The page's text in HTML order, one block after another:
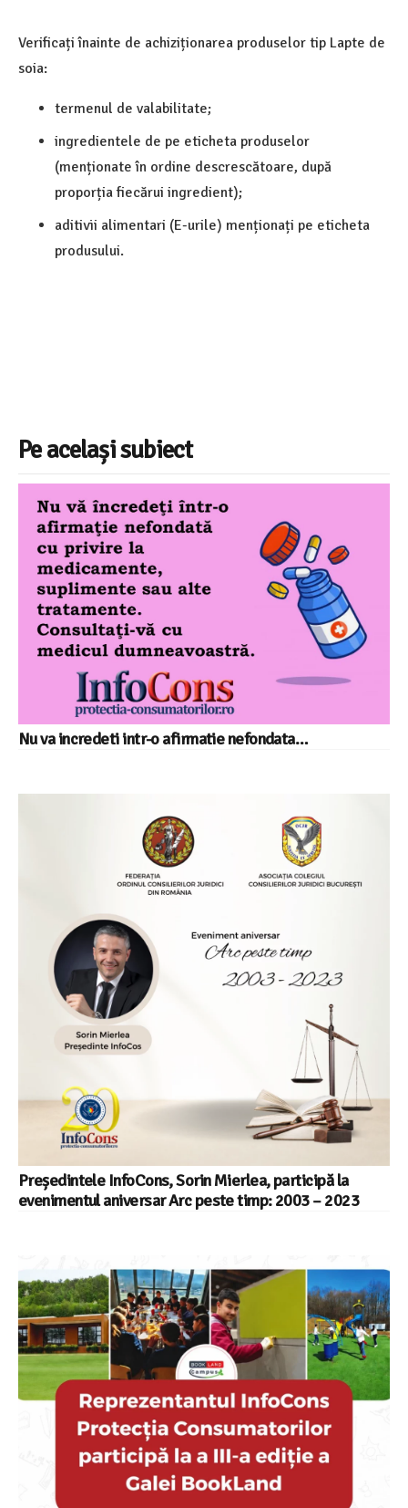
Verificați înainte de achiziționarea produselor tip Lapte de
soia:
termenul de valabilitate;
ingredientele de pe eticheta produselor
(menționate în ordine descrescătoare, după
proporția fiecărui ingredient);
aditivii alimentari (E-urile) menționați pe eticheta
produsului.
Pe același subiect
Nu va incredeti intr-o afirmatie nefondata…
Președintele InfoCons, Sorin Mierlea, participă la
evenimentul aniversar Arc peste timp: 2003 – 2023